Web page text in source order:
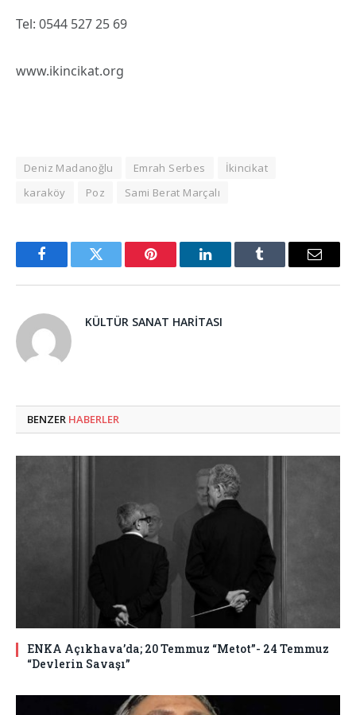
Tel: 0544 527 25 69
www.ikincikat.org
Deniz Madanoğlu Emrah Serbes
İkincikat
karaköy
Poz Sami Berat Marçalı
FacebookTwitter Pinterest LinkedInTumblr Email
KÜLTÜR SANAT HARITASI
BENZER HABERLER
ENKA Açıkhava’da; 20 Temmuz “Metot”- 24 Temmuz
“Devlerin Savaşı”